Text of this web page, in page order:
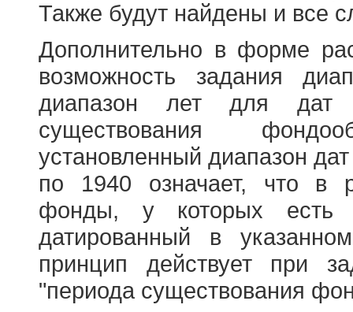
Также будут найдены и все
Дополнительно в форме
возможность задания
диапазон лет для
существования
установленный диапазон
по 1940 означает, что в
фонды, у которых есть
датированный в
принцип действует при
"периода существования